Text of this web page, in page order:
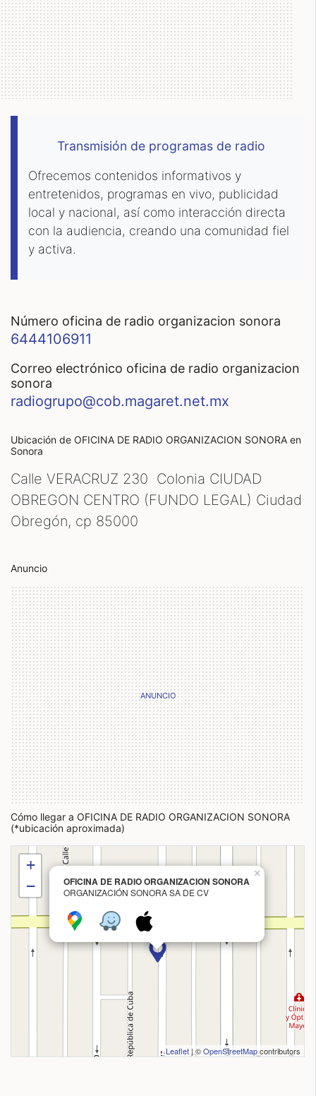
Transmisión de programas de radio
Ofrecemos contenidos informativos y
entretenidos, programas en vivo, publicidad
local y nacional, así como interacción directa
con la audiencia, creando una comunidad fiel
y activa.
número oficina de radio organizacion sonora
6444106911
correo electrónico oficina de radio organizacion
sonora
radiogrupo@cob.magaret.net.mx
Ubicación de OFICINA DE RADIO ORGANIZACION SONORA en
Sonora
Calle VERACRUZ 230 Colonia CIUDAD
OBREGON CENTRO (FUNDO LEGAL) Ciudad
Obregón, cp 85000
Anuncio
Cómo llegar a OFICINA DE RADIO ORGANIZACION SONORA
(*ubicación aproximada)
OFICINA DE RADIO ORGANIZACION SONORA
ORGANIZACIÓN SONORA SA DE CV
×
+
−
Leaflet | ©OpenStreetMapcontributors